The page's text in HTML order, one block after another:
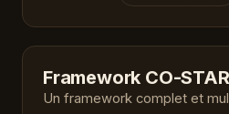
Framework CO-STAR
Un framework complet et